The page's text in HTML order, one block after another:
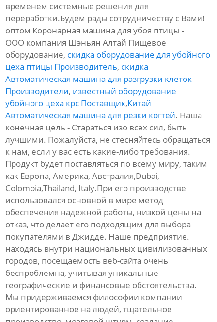
временем системные решения для
переработки.Будем рады сотрудничеству с Вами!
оптом Коронарная машина для убоя птицы -
ООО компания Шэньян Алтай Пищевое
оборудование, скидка оборудование для убойного
цеха птицы Производитель, скидка
Автоматическая машина для разгрузки клеток
Производители, известный оборудование
убойного цеха крс Поставщик,Китай
Автоматическая машина для резки когтей. Наша
конечная цель - Стараться изо всех сил, быть
лучшими. Пожалуйста, не стесняйтесь обращаться
к нам, если у вас есть какие-либо требования.
Продукт будет поставляться по всему миру, таким
как Европа, Америка, Австралия,Dubai,
Colombia,Thailand, Italy.При его производстве
использовался основной в мире метод
обеспечения надежной работы, низкой цены на
отказ, что делает его подходящим для выбора
покупателями в Джидде. Наше предприятие.
находясь внутри национальных цивилизованных
городов, посещаемость веб-сайта очень
беспроблемна, учитывая уникальные
географические и финансовые обстоятельства.
Мы придерживаемся философии компании
ориентированное на людей, тщательное